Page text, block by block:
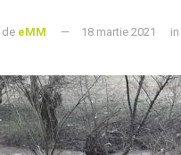
de eMM 18 martie 2021 in